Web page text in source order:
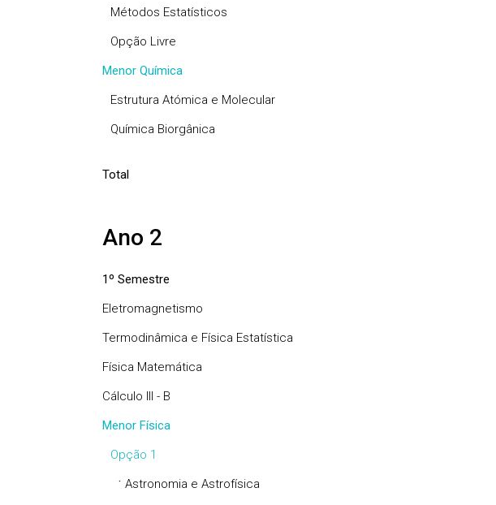
Métodos Estatísticos
Opção Livre
Menor Química
Estrutura Atómica e Molecular
Química Biorgânica
Total
Ano 2
1º Semestre
Eletromagnetismo
Termodinâmica e Física Estatística
Física Matemática
Cálculo III - B
Menor Física
Opção 1
· Astronomia e Astrofísica